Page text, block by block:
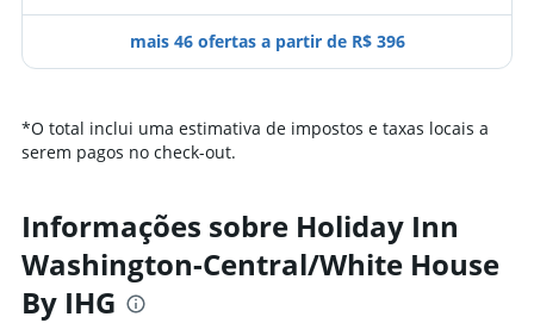
mais 46 ofertas a partir de R$ 396
*O total inclui uma estimativa de impostos e taxas locais a
serem pagos no check-out.
Informações sobre Holiday Inn
Washington-Central/White House
By IHG